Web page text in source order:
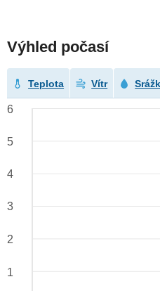
Výhled počasí
Teplota Vítr
6
5
4
3
2
1